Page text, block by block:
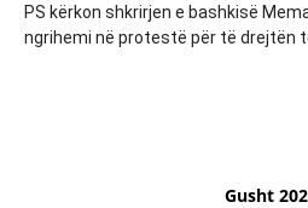
PS kërkon shkrirjen e bashkisë
ngrihemi në protestë për të drejtën
Gusht